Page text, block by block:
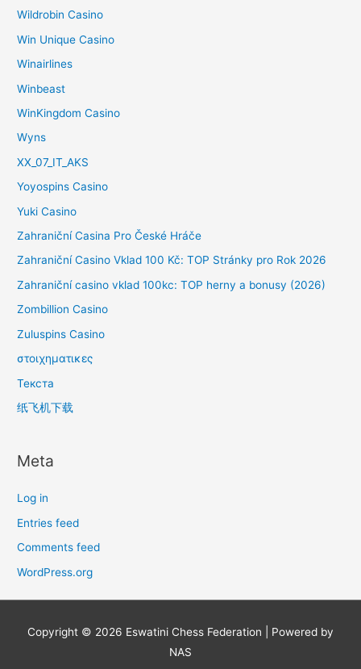
Wildrobin Casino
Win Unique Casino
Winairlines
Winbeast
WinKingdom Casino
Wyns
XX_07_IT_AKS
Yoyospins Casino
Yuki Casino
Zahraniční Casina Pro České Hráče
Zahraniční Casino Vklad 100 Kč: TOP Stránky pro Rok 2026
Zahraniční casino vklad 100kc: TOP herny a bonusy (2026)
Zombillion Casino
Zuluspins Casino
στοιχηματικες
Текста
纸飞机下载
Meta
Log in
Entries feed
Comments feed
WordPress.org
Copyright © 2026 Eswatini Chess Federation | Powered by
NAS